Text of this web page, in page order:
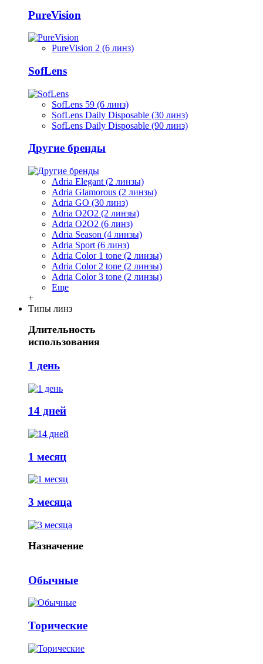
PureVision
PureVision 2 (6 линз)
SofLens
SofLens 59 (6 линз)
SofLens Daily Disposable (30 линз)
SofLens Daily Disposable (90 линз)
Другие бренды
Adria Elegant (2 линзы)
Adria Glamorous (2 линзы)
Adria GO (30 линз)
Adria O2O2 (2 линзы)
Adria O2O2 (6 линз)
Adria Season (4 линзы)
Adria Sport (6 линз)
Adria Сolor 1 tone (2 линзы)
Adria Сolor 2 tone (2 линзы)
Adria Сolor 3 tone (2 линзы)
Еще
+
Типы линз
Длительность
использования
1 день
14 дней
1 месяц
3 месяца
Назначение
Обычные
Торические